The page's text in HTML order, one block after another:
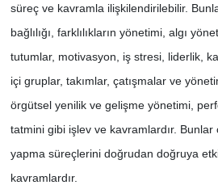
süreç ve kavramla ilişkilendirilebilir.
bağlılığı, farklılıkların yönetimi, algı
tutumlar, motivasyon, iş stresi, liderlik,
içi gruplar, takımlar, çatışmalar ve
örgütsel yenilik ve gelişme yönetimi,
tatmini gibi işlev ve kavramlardır. Bunlar
yapma süreçlerini doğrudan doğruya
kavramlardır.